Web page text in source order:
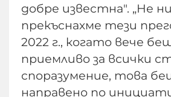
добре известна". „Не
прекъснахме тези
2022 г., когато вече
приемливо за всички
споразумение, това
направено по